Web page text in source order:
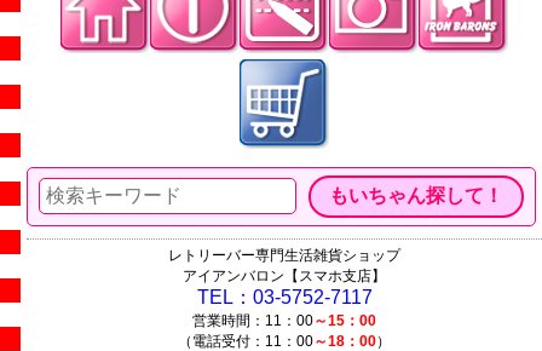
レトリーバー専門生活雑貨ショップ
アイアンバロン【スマホ支店】
TEL：03-5752-7117
営業時間：11：00～15：00
（電話受付：11：00～18：00）